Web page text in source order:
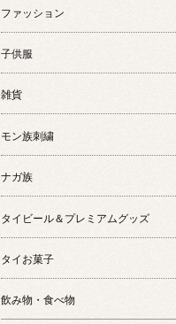
ファッション
子供服
雑貨
モン族刺繍
ナガ族
タイビール＆プレミアムグッズ
タイお菓子
飲み物・食べ物